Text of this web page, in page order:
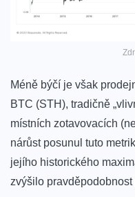
Méně býčí je však
BTC (STH), tradičně
místních zotavovacích
nárůst posunul tuto
jejího historického
zvýšilo